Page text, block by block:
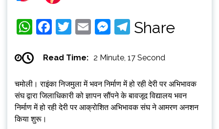
WhatsApp
Facebook
Twitter
EmailMessenger
Telegram
Share
Read Time: 2 Minute, 17 Second
चमोली। राइंका निजमुला में भवन निर्माण में हो रही देरी पर अभिभावक
संघ द्वारा जिलाधिकारी को ज्ञापन सौंपने के बावजूद विद्यालय भवन
निर्माण में हो रही देरी पर आक्रोशित अभिभावक संघ ने आमरण अनशन
किया शुरू।